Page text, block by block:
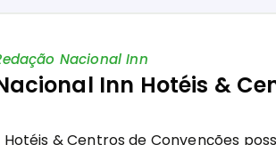
Nacional Inn
Inn Hotéis &
Hotéis & Centros de Convenções